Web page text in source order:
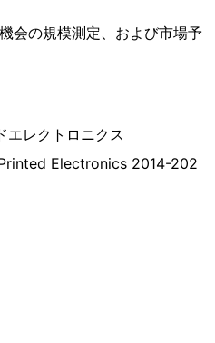
会の規模測定、および市場予
エレクトロニクス
Electronics 2014-202